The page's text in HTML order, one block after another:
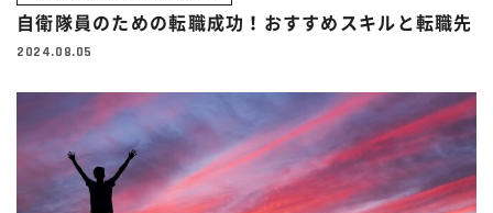
自衛隊員のための転職成功！おすすめスキルと転職先
2024.08.05